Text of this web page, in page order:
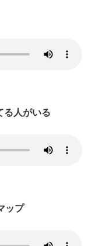
る人がいる
ップ